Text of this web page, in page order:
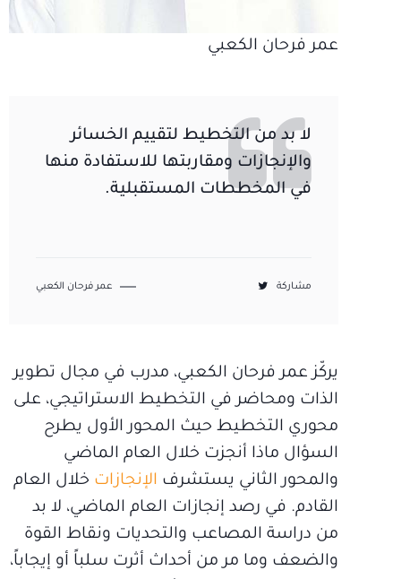
عمر فرحان الكعبي
لا بد من التخطيط لتقييم الخسائر
والإنجازات ومقاربتها للاستفادة منها
في المخططات المستقبلية.
مشاركة عمر فرحان الكعبي
يركّز عمر فرحان الكعبي، مدرب في مجال تطوير
الذات ومحاضر في التخطيط الاستراتيجي، على
محوري التخطيط حيث المحور الأول يطرح
السؤال ماذا أنجزت خلال العام الماضي
والمحور الثاني يستشرف الإنجازات خلال العام
القادم. في رصد إنجازات العام الماضي، لا بد
من دراسة المصاعب والتحديات ونقاط القوة
والضعف وما مر من أحداث أثرت سلباً أو إيجاباً،